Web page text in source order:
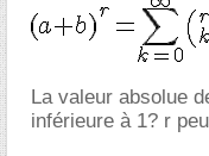
La valeur absolue
inférieure à 1? r